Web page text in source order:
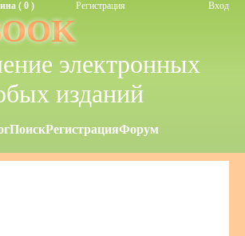
( 0 ) Регистрация Вход
электронных
изданий
ПоискРегистрацияФорум